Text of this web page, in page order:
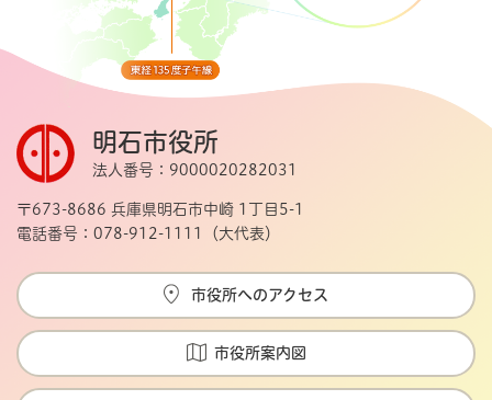
明石市役所
法人番号：9000020282031
〒673-8686 兵庫県明石市中崎 1丁目5-1
電話番号：078-912-1111（大代表）
市役所へのアクセス
市役所案内図